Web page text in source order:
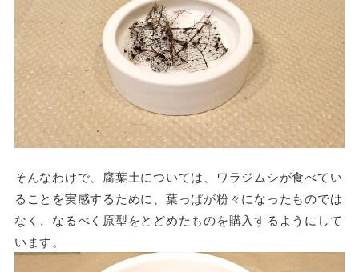
そんなわけで、腐葉土については、ワラジムシが食べてい
ることを実感するために、葉っぱが粉々になったものでは
なく、なるべく原型をとどめたものを購入するようにして
います。